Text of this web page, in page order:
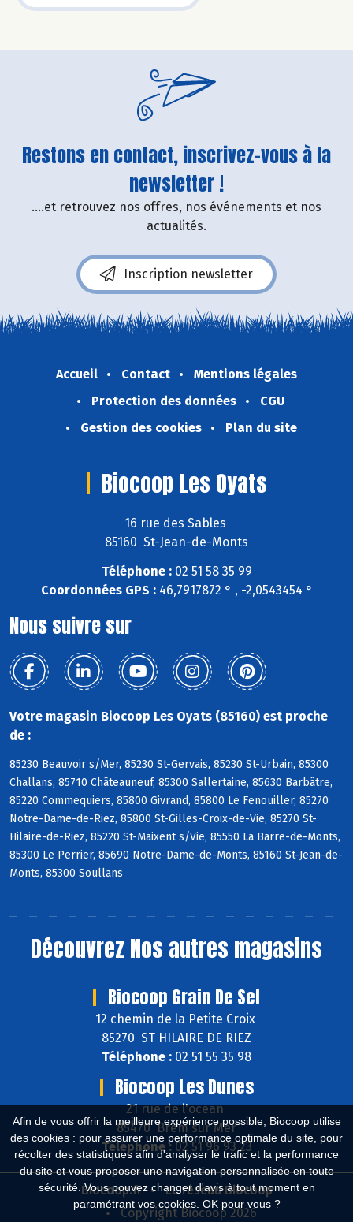
Afin de vous offrir la meilleure expérience possible, Biocoop utilise
des cookies : pour assurer une performance optimale du site, pour
récolter des statistiques afin d'analyser le trafic et la performance
du site et vous proposer une navigation personnalisée en toute
sécurité. Vous pouvez changer d'avis à tout moment en
paramétrant vos cookies. OK pour vous ?
Restons en contact, inscrivez-vous à la
newsletter !
....et retrouvez nos offres, nos événements et nos
actualités.
Inscription newsletter
Accueil Contact
Mentions légales
Protection des données
CGU
Gestion des cookies
Plan du site
Biocoop Les Oyats
16 rue des Sables
85160 St-Jean-de-Monts
Téléphone :02 51 58 35 99
Coordonnées GPS :46,7917872 ° , -2,0543454 °
Nous suivre sur
Votre magasin Biocoop Les Oyats (85160) est proche
de :
85230 Beauvoir s/Mer, 85230 St-Gervais, 85230 St-Urbain, 85300
Challans, 85710 Châteauneuf, 85300 Sallertaine, 85630 Barbâtre,
85220 Commequiers, 85800 Givrand, 85800 Le Fenouiller, 85270
Notre-Dame-de-Riez, 85800 St-Gilles-Croix-de-Vie, 85270 St-
Hilaire-de-Riez, 85220 St-Maixent s/Vie, 85550 La Barre-de-Monts,
85300 Le Perrier, 85690 Notre-Dame-de-Monts, 85160 St-Jean-de-
Monts, 85300 Soullans
Découvrez Nos autres magasins
Biocoop Grain De Sel
12 chemin de la Petite Croix
85270 ST HILAIRE DE RIEZ
Téléphone : 02 51 55 35 98
Biocoop Les Dunes
21 rue de l'ocean
85470 Brem sur Mer
Téléphone :02 51 96 93 23
Biocoop.fr
Le réseau Biocoop
Copyright Biocoop 2026